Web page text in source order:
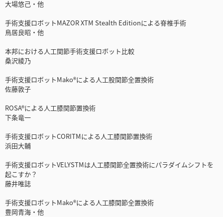
大場悠己・他
手術支援ロボットMAZOR XTM Stealth Editionによる脊椎手術
鳥居良昭・他
本邦における人工関節手術支援ロボット比較
桑沢綾乃
手術支援ロボットMako®による人工股関節全置換術
佐藤敦子
ROSA®による人工膝関節置換術
下条竜一
手術支援ロボットCORITMによる人工膝関節置換術
浜田大輔
手術支援ロボットVELYSTMは人工膝関節全置換術にパラダイムシフトを
起こすか？
藤井唯誌
手術支援ロボットMako®による人工膝関節全置換術
豊岡青海・他